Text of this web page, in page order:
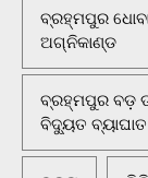
ବ୍ରହ୍ମପୁର
ଅଗ୍ନିକାଣ୍ଡ
ବ୍ରହ୍ମପୁର ବଡ଼
ବିଦ୍ୟୁତ ବ୍ୟାଘାତ